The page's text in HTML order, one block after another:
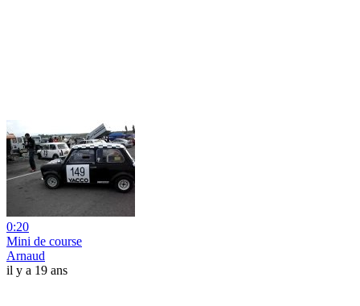
0:20
Mini de course
Arnaud
il y a 19 ans